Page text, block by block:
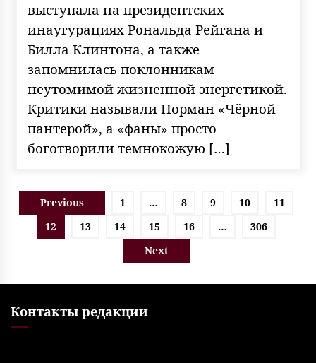
выступала на президентских
инаугурациях Рональда Рейгана и
Билла Клинтона, а также
запомнилась поклонникам
неутомимой жизненной энергетикой.
Критики называли Норман «Чёрной
пантерой», а «фаны» просто
боготворили темнокожую […]
Пагинация
записей
Previous 1 … 8 9 10
11
12
13 14 15 16 …
306
Next
Контакты редакции